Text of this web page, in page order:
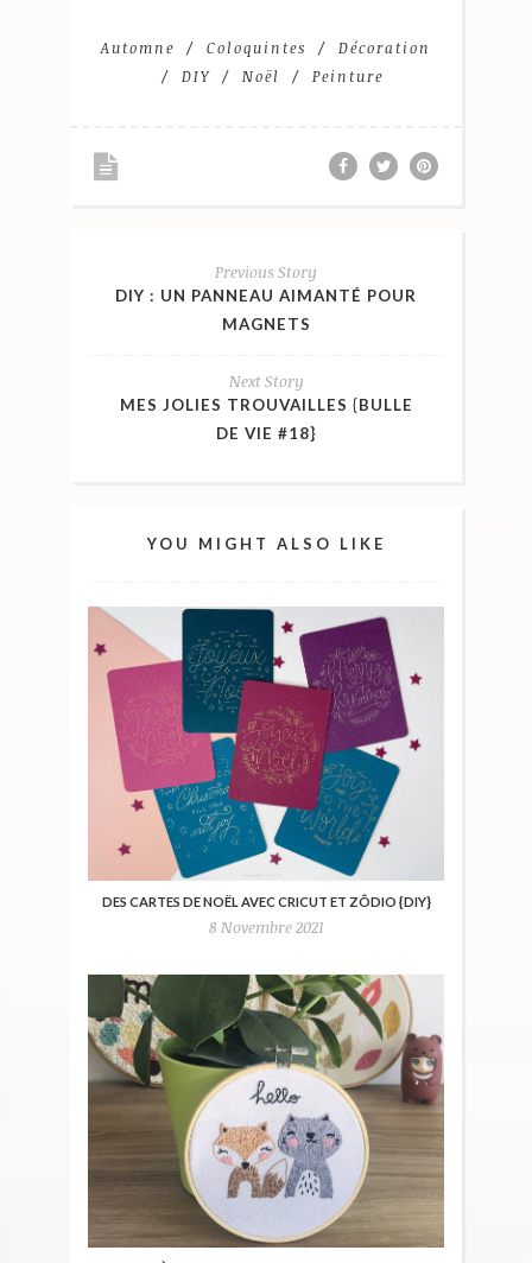
Automne Coloquintes
Décoration
DIY
Noël Peinture
Previous Story
DIY : UN PANNEAU AIMANTÉ POUR
MAGNETS
Next Story
MES JOLIES TROUVAILLES {BULLE
DE VIE #18}
YOU MIGHT ALSO LIKE
DES CARTES DE NOËL AVEC CRICUT ET ZÔDIO {DIY}
8 Novembre 2021